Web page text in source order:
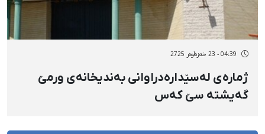
04:39 - 23 خەزەڵوەر 2725
ژمارەی لەسێدارەدراوانی بەندیخانەی ورمێ
گەیشتە سێ کەس